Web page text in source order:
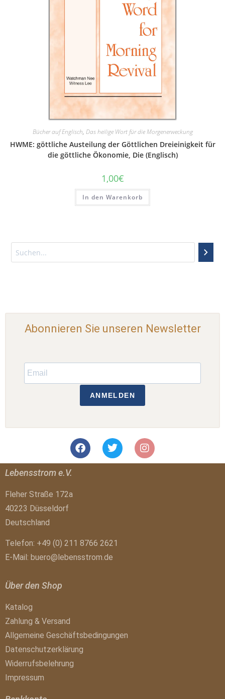
Bücher auf Englisch, Das heilige Wort für die Morgenerweckung
HWME: göttliche Austeilung der Göttlichen Dreieinigkeit für
die göttliche Ökonomie, Die (Englisch)
1,00€
In den Warenkorb
Abonnieren Sie unseren Newsletter
ANMELDEN
Lebensstrom e.V.
Fleher Straße 172a
40223 Düsseldorf
Deutschland
Telefon: +49 (0) 211 8766 2621
E-Mail: buero@lebensstrom.de
Über den Shop
Katalog
Zahlung & Versand
Allgemeine Geschäftsbedingungen
Datenschutzerklärung
Widerrufsbelehrung
Impressum